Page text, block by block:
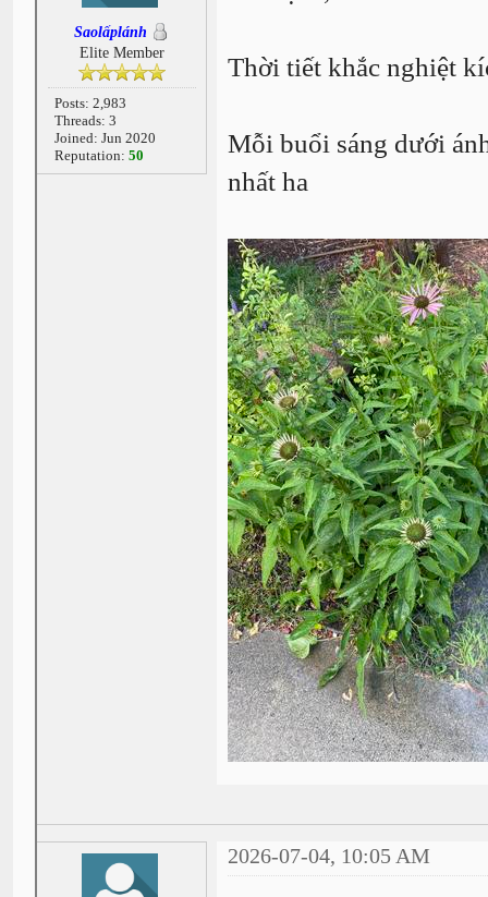
Saolấplánh
Elite Member
Posts: 2,983
Threads: 3
Joined: Jun 2020
Reputation: 50
Thời tiết khắc nghiệt
Mỗi buổi sáng dưới
nhất ha
2026-07-04, 10:05 AM